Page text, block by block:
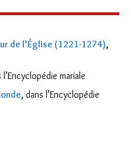
de l’Église (1221-1274),
l’Encyclopédie mariale
, dans l’Encyclopédie